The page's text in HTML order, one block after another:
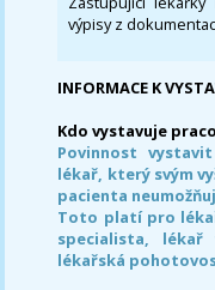
výpisy z
INFORMACE K
Kdo vystavuje
Povinnost
lékař, který svým
pacienta
Toto platí pro
specialista,
lékařská